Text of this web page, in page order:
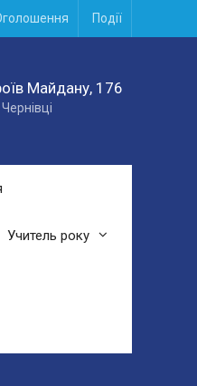
Події
Майдану, 176
Учитель року